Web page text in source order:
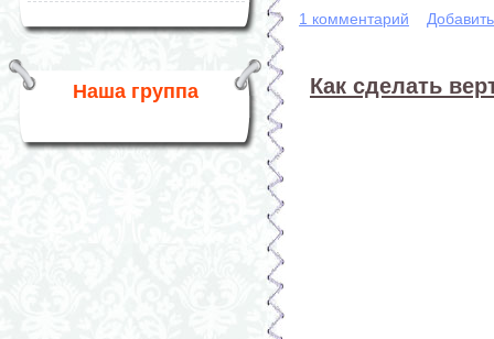
Наша группа
1 комментарий
Как сделать